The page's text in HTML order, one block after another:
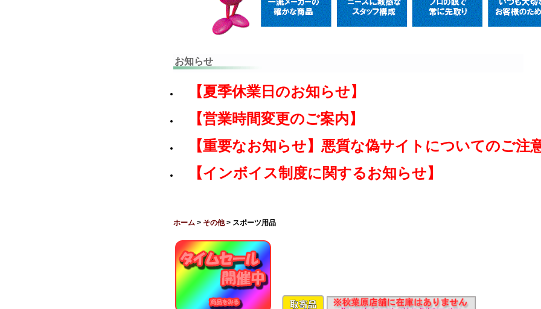
お知らせ
【夏季休業日のお知らせ】
【営業時間変更のご案内】
【重要なお知らせ】悪質な偽サイトについてのご注
【インボイス制度に関するお知らせ】
ホーム > その他> スポーツ用品